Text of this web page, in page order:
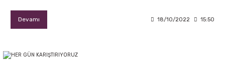
Devamı 18/10/2022 15:50